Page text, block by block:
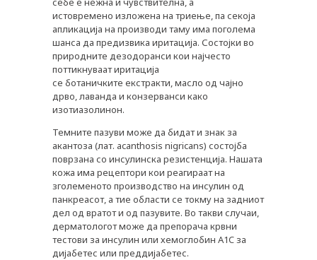
ПРЕПОРАКИ
СОВЕТИ
СПИСАНИЕ
КАРИЕРА
КОНТАКТ
истовремено изложена на триење, па секоја
апликација на производи таму има поголема
шанса да предизвика иритација. Состојки во
природните дезодоранси кои најчесто
поттикнуваат иритација
се ботаничките екстракти, масло од чајно
дрво, лаванда и конзерванси како
изотиазолинон.
Темните пазуви може да бидат и знак за
акантоза (лат. acanthosis nigricans) состојба
поврзана со инсулинска резистенција. Нашата
кожа има рецептори кои реагираат на
зголеменото производство на инсулин од
панкреасот, а тие области се токму на задниот
дел од вратот и од пазувите. Во такви случаи,
дерматологот може да препорача крвни
тестови за инсулин или хемоглобин A1C за
дијабетес или преддијабетес.